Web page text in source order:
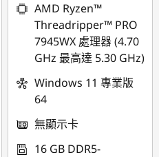
AMD Ryzen™
Threadripper™ PRO
7945WX 處理器 (4.70
GHz 最高達 5.30 GHz)
Windows 11 專業版
64
無顯示卡
16 GB DDR5-